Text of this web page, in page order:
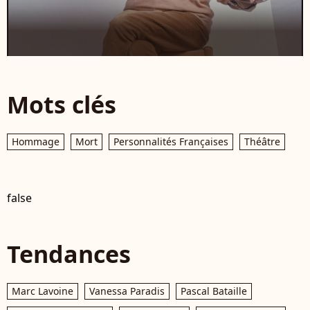
Mots clés
Hommage Mort Personnalités Françaises Théâtre
false
Tendances
Marc Lavoine Vanessa Paradis
Pascal Bataille